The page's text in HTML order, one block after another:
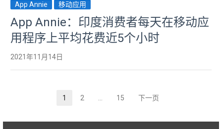
App Annie 移动应用
App Annie：印度消费者每天在移动应
用程序上平均花费近5个小时
2021年11月14日
1 2 页
15 下一页